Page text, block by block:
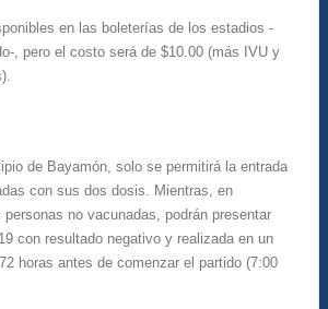
en las boleterías de los estadios -
, pero el costo será de $10.00 (más IVU y
de Bayamón, solo se permitirá la entrada
con sus dos dosis. Mientras, en
personas no vacunadas, podrán presentar
con resultado negativo y realizada en un
horas antes de comenzar el partido (7:00